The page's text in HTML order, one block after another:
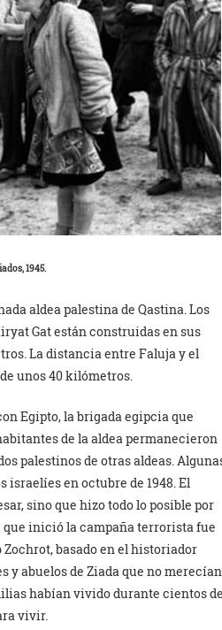
1945.
aldea palestina de Qastina. Los
Gat están construidas en sus
La distancia entre Faluja y el
unos 40 kilómetros.
Egipto, la brigada egipcia que
de la aldea permanecieron
palestinos de otras aldeas.
israelíes en octubre de 1948. El
sino que hizo todo lo posible por
que inició la campaña terrorista fue
basado en el historiador
y abuelos de Ziada que no merecían
habían vivido durante cientos de
vivir.